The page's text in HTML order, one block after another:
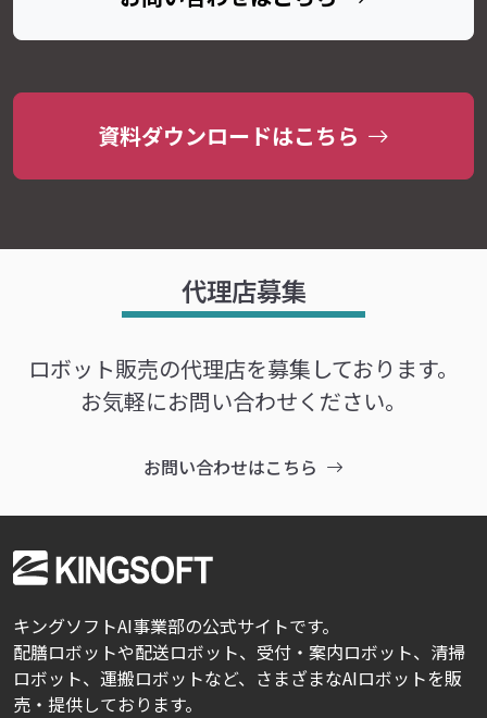
資料ダウンロードはこちら
代理店募集
ロボット販売の代理店を募集しております。
お気軽にお問い合わせください。
お問い合わせはこちら
キングソフトAI事業部の公式サイトです。
配膳ロボットや配送ロボット、受付・案内ロボット、清掃
ロボット、運搬ロボットなど、さまざまなAIロボットを販
売・提供しております。